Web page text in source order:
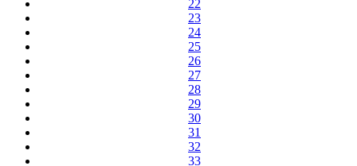
22
23
24
25
26
27
28
29
30
31
32
33